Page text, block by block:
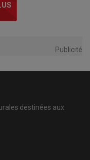
Publicité
destinées aux